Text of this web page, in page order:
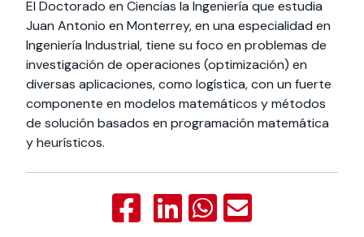
El Doctorado en Ciencias la Ingeniería que estudia
Juan Antonio en Monterrey, en una especialidad en
Ingeniería Industrial, tiene su foco en problemas de
investigación de operaciones (optimización) en
diversas aplicaciones, como logística, con un fuerte
componente en modelos matemáticos y métodos
de solución basados en programación matemática
y heurísticos.